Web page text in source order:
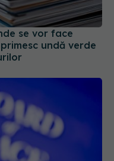
se vor face
undă verde